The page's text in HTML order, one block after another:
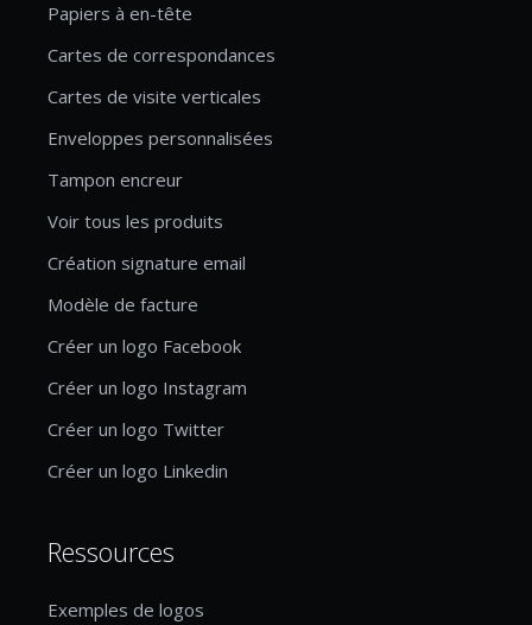
Papiers à en-tête
Cartes de correspondances
Cartes de visite verticales
Enveloppes personnalisées
Tampon encreur
Voir tous les produits
Création signature email
Modèle de facture
Créer un logo Facebook
Créer un logo Instagram
Créer un logo Twitter
Créer un logo Linkedin
Ressources
Exemples de logos